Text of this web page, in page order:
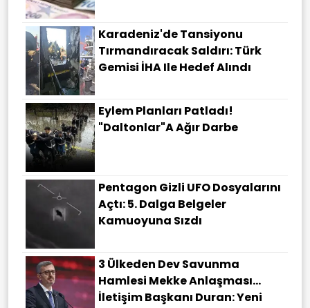
Karadeniz'de Tansiyonu
Tırmandıracak Saldırı: Türk
Gemisi İHA Ile Hedef Alındı
Eylem Planları Patladı!
"Daltonlar"a Ağır Darbe
Pentagon Gizli UFO Dosyalarını
Açtı: 5. Dalga Belgeler
Kamuoyuna Sızdı
3 Ülkeden Dev Savunma
Hamlesi Mekke Anlaşması…
İletişim Başkanı Duran: Yeni